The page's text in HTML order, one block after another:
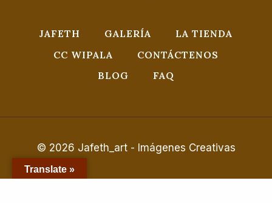
JAFETH GALERÍA
LA TIENDA
CC WIPALA
CONTÁCTENOS
BLOG
FAQ
© 2026 Jafeth_art - Imágenes Creativas
Translate »